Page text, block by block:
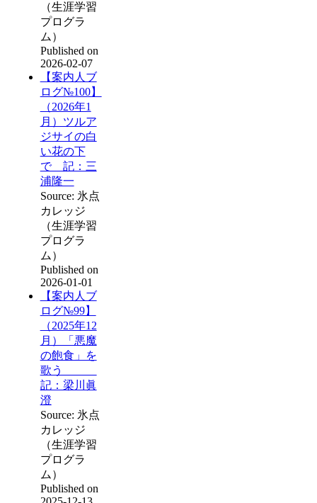
（生涯学習
プログラ
ム）
Published on
2026-02-07
【案内人ブ
ログ№100】
（2026年1
月）ツルア
ジサイの白
い花の下
で 記：三
浦隆一
Source: 氷点
カレッジ
（生涯学習
プログラ
ム）
Published on
2026-01-01
【案内人ブ
ログ№99】
（2025年12
月）「悪魔
の飽食」を
歌う
記：梁川眞
澄
Source: 氷点
カレッジ
（生涯学習
プログラ
ム）
Published on